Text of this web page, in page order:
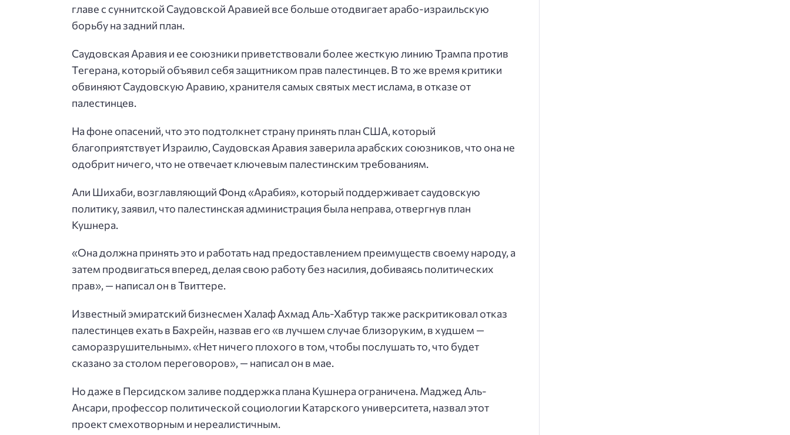
главе с суннитской Саудовской Аравией все больше отодвигает арабо-израильскую
борьбу на задний план.
Саудовская Аравия и ее союзники приветствовали более жесткую линию Трампа против
Тегерана, который объявил себя защитником прав палестинцев. В то же время критики
обвиняют Саудовскую Аравию, хранителя самых святых мест ислама, в отказе от
палестинцев.
На фоне опасений, что это подтолкнет страну принять план США, который
благоприятствует Израилю, Саудовская Аравия заверила арабских союзников, что она не
одобрит ничего, что не отвечает ключевым палестинским требованиям.
Али Шихаби, возглавляющий Фонд «Арабия», который поддерживает саудовскую
политику, заявил, что палестинская администрация была неправа, отвергнув план
Кушнера.
«Она должна принять это и работать над предоставлением преимуществ своему народу, а
затем продвигаться вперед, делая свою работу без насилия, добиваясь политических
прав», — написал он в Твиттере.
Известный эмиратский бизнесмен Халаф Ахмад Аль-Хабтур также раскритиковал отказ
палестинцев ехать в Бахрейн, назвав его «в лучшем случае близоруким, в худшем —
саморазрушительным». «Нет ничего плохого в том, чтобы послушать то, что будет
сказано за столом переговоров», — написал он в мае.
Но даже в Персидском заливе поддержка плана Кушнера ограничена. Маджед Аль-
Ансари, профессор политической социологии Катарского университета, назвал этот
проект смехотворным и нереалистичным.